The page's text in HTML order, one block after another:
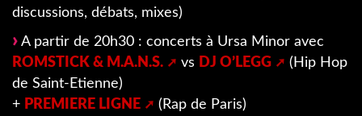
discussions, débats, mixes)
A partir de 20h30 : concerts à Ursa Minor avec
ROMSTICK & M.A.N.S.
vs DJ O’LEGG
(Hip Hop
de Saint-Etienne)
+ PREMIERE LIGNE
(Rap de Paris)